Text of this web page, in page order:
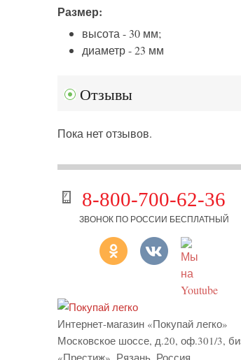
Размер:
высота - 30 мм;
диаметр - 23 мм
Отзывы
Пока нет отзывов.
8-800-700-62-36
ЗВОНОК ПО РОССИИ БЕСПЛАТНЫЙ
Интернет-магазин «Покупай легко»
Московское шоссе, д.20, оф.301/3,